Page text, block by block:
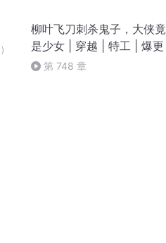
柳叶飞刀刺杀鬼子，大侠竟
是少女 | 穿越 | 特工 | 爆更
第 748 章